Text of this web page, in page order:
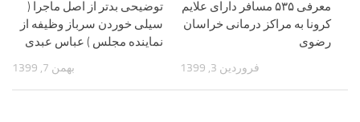
توضیحی بدتر از اصل ماجرا (
سیلی خوردن سرباز وظیفه از
نماینده مجلس ) عباس عبدی
بهمن 7, 1399
معرفی ۵۳۵ مسافر دارای علایم
کرونا به مراکز درمانی خراسان
رضوی
فروردین 3, 1399